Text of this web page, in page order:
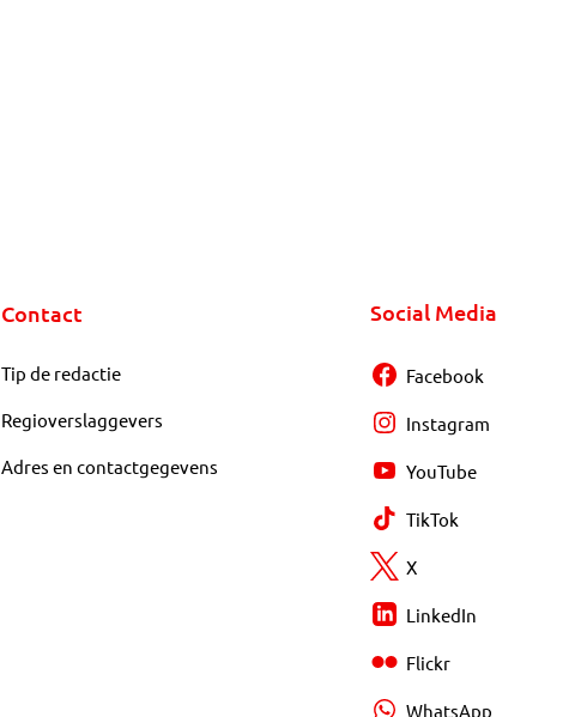
Contact
Tip de redactie
Regioverslaggevers
Adres en contactgegevens
Social Media
Facebook
Instagram
YouTube
TikTok
X
LinkedIn
Flickr
WhatsApp